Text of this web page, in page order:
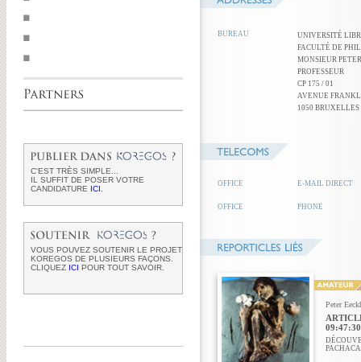
C'EST TRÈS SIMPLE...
IL SUFFIT DE POSER VOTRE
CANDIDATURE ICI
VOUS POUVEZ SOUTENIR LE PROJET
KOREGOS DE PLUSIEURS FAÇONS.
CLIQUEZ ICI POUR TOUT SAVOIR.
BUREAU
UNIVERSITÉ
FACULTÉ DE
MONSIEUR
PROFESSEUR
CP 175 / 01
AVENUE
1050 BRUXELLES
OFFICE E-MAIL DIRECT
OFFICE PHONE
Peter